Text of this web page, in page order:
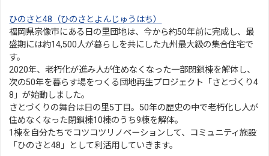
ひのさと48（ひのさとよんじゅうはち）
福岡県宗像市にある日の里団地は、今から約50年前に完成し、最
盛期には約14,500人が暮らしを共にした九州最大級の集合住宅で
す。
2020年、老朽化が進み人が住めなくなった一部閉鎖棟を解体し、
次の50年を暮らす場をつくる団地再生プロジェクト「さとづくり4
8」が始動しました。
さとづくりの舞台は日の里5丁目。50年の歴史の中で老朽化し人が
住めなくなった閉鎖棟10棟のうち9棟を解体。
1棟を自分たちでコツコツリノベーションして、コミュニティ施設
「ひのさと48」として利活用していきます。